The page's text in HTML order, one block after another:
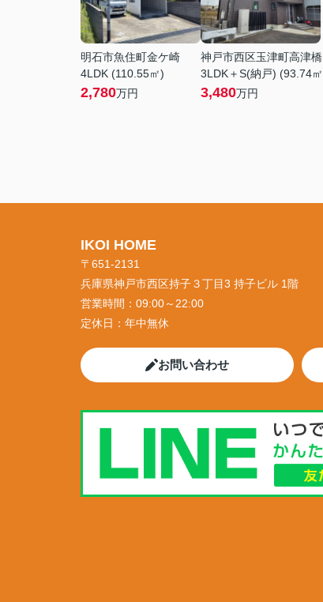
明石市魚住町金ケ崎
4LDK (110.55㎡)
2,780万円
神戸市西区玉津町高津橋
3LDK＋S(納戸) (93.74
3,480万円
IKOI HOME
〒651-2131
兵庫県神戸市西区持子３丁目3 持子ビル 1階
営業時間： 09:00～22:00
定休日： 年中無休
お問い合わせ